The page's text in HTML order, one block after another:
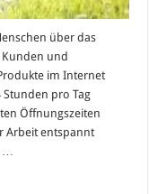
über das
und
im Internet
pro Tag
Öffnungszeiten
Arbeit entspannt